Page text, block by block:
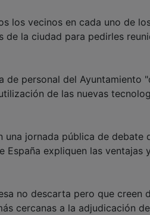
los vecinos en cada uno de
la ciudad para pedirles
de personal del Ayuntamiento
de las nuevas
una jornada pública de debate
expliquen las ventajas
no descarta pero que creen
cercanas a la adjudicación